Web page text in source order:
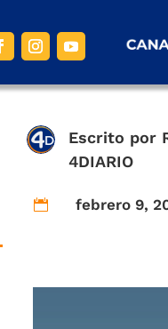
Escrito por
4DIARIO
 febrero 9,